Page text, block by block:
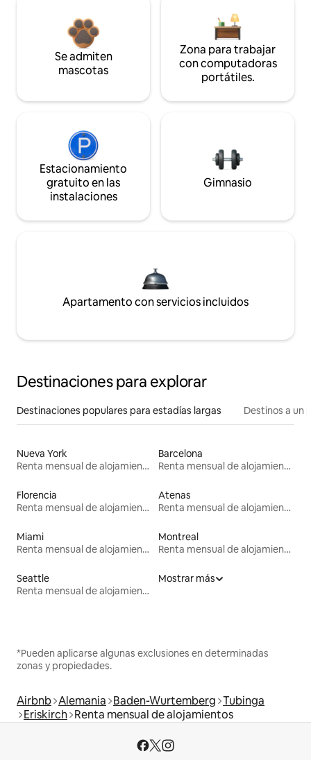
Se admiten
mascotas
Zona para trabajar
con computadoras
portátiles.
Estacionamiento
gratuito en las
instalaciones
Gimnasio
Apartamento con servicios incluidos
Destinaciones para explorar
Destinaciones populares para estadías largas Destinos a un
Nueva York
Renta mensual de alojamientos
Barcelona
Renta mensual de alojamientos
Florencia
Renta mensual de alojamientos
Atenas
Renta mensual de alojamientos
Miami
Renta mensual de alojamientos
Montreal
Renta mensual de alojamientos
Seattle
Renta mensual de alojamientos
Mostrar más
*Pueden aplicarse algunas exclusiones en determinadas
zonas y propiedades.
Airbnb Alemania Baden-Wurtemberg Tubinga
Eriskirch Renta mensual de alojamientos